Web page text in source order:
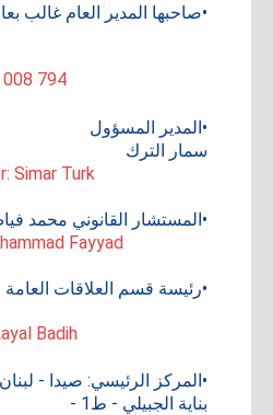
•صاحبها المدير العام غالب
008 794
•المدير المسؤول
سمار الترك
Simar Turk
•المستشار القانوني محمد
Fayyad
•رئيسة قسم العلاقات العامة
Badih
•المركز الرئيسي: صيدا - لبنان
بناية الجبيلي - ط1 -